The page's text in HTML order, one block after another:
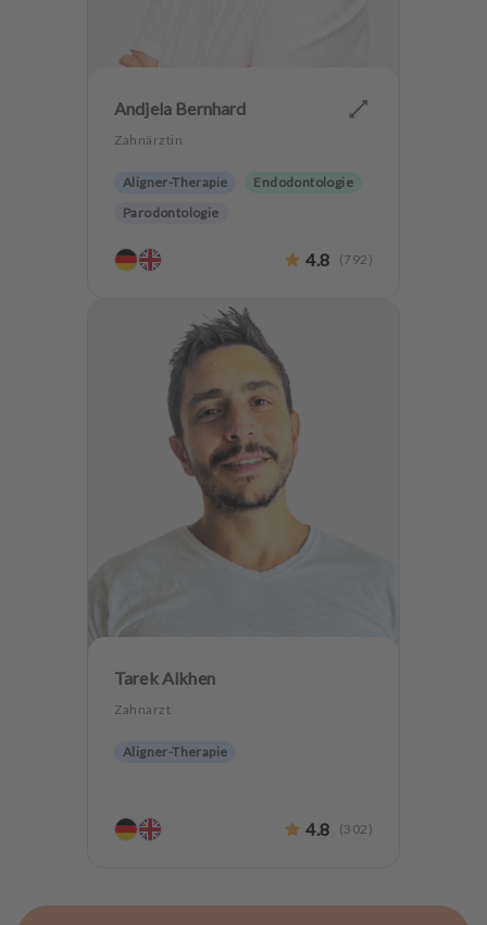
Andjela Bernhard
Zahnärztin
Aligner-Therapie
Endodontologie
Parodontologie
Hochwertiger Zahnersatz
Kieferorthopädie
4.8 (792 )
Tarek Alkhen
Zahnarzt
Aligner-Therapie
4.8 (302 )